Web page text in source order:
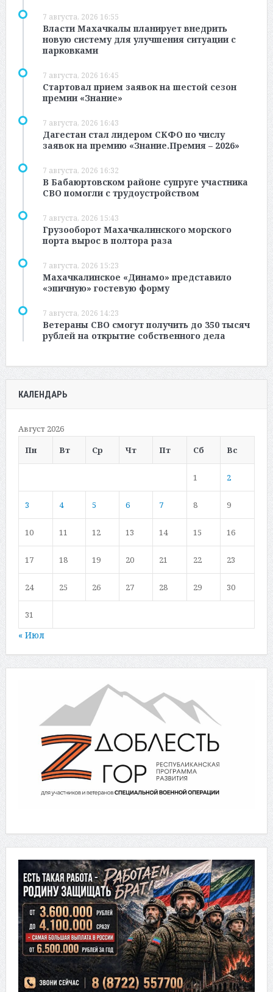
7 августа, 2026 16:55
Власти Махачкалы планирует внедрить
новую систему для улучшения ситуации с
парковками
7 августа, 2026 16:45
Стартовал прием заявок на шестой сезон
премии «Знание»
7 августа, 2026 16:43
Дагестан стал лидером СКФО по числу
заявок на премию «Знание.Премия – 2026»
7 августа, 2026 16:32
В Бабаюртовском районе супруге участника
СВО помогли с трудоустройством
7 августа, 2026 15:43
Грузооборот Махачкалинского морского
порта вырос в полтора раза
7 августа, 2026 15:23
Махачкалинское «Динамо» представило
«эпичную» гостевую форму
7 августа, 2026 14:23
Ветераны СВО смогут получить до 350 тысяч
рублей на открытие собственного дела
КАЛЕНДАРЬ
Август 2026
Пн
Вт Ср Чт Пт Сб Вс
1 2
3 4 5 6 7 8 9
10 11 12 13 14 15 16
17 18 19 20 21 22 23
24 25 26 27 28 29 30
31
« Июл